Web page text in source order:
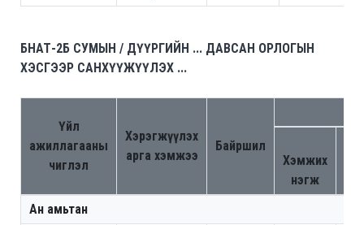
БНАТ-2Б СУМЫН / ДҮҮРГИЙН ... ДАВСАН ОРЛОГЫН
ХЭСГЭЭР САНХҮҮЖҮҮЛЭХ ...
Үйл
ажиллагааны
чиглэл
Хэрэгжүүлэх
арга хэмжээ
Байршил
Хэмжих
нэгж
Ан амьтан